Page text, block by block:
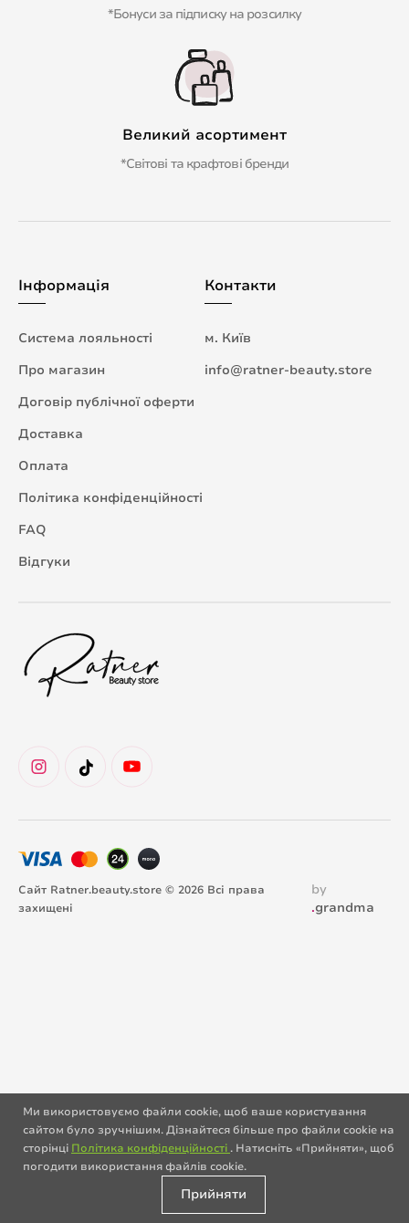
*Бонуси за підписку на розсилку
Великий асортимент
*Світові та крафтові бренди
Інформація
Система лояльності
Про магазин
Договір публічної оферти
Доставка
Оплата
Політика конфіденційності
FAQ
Відгуки
Контакти
м. Київ
info@ratner-beauty.store
Сайт Ratner.beauty.store © 2026 Всі права
захищені
by
.grandma
Ми використовуємо файли cookie, щоб ваше користування
сайтом було зручнішим. Дізнайтеся більше про файли cookie на
сторінці Політика конфіденційності . Натисніть «Прийняти», щоб
погодити використання файлів cookie.
Прийняти